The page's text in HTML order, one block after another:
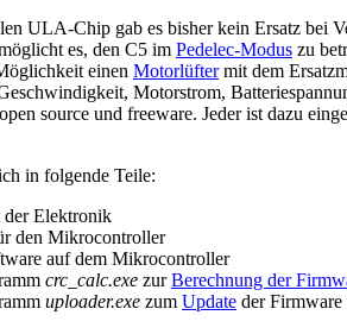
ULA-Chip gab es bisher kein Ersatz bei
es, den C5 im Pedelec-Modus zu
einen Motorlüftermit dem
Motorstrom,
source und freeware. Jeder ist dazu
in folgende Teile:
der Elektronik
den Mikrocontroller
auf dem Mikrocontroller
crc_calc.exe zurBerechnung der
uploader.exe zum Update der Firmware